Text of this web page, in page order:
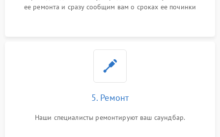
ее ремонта и сразу сообщим вам о сроках ее починки
5. Ремонт
Наши специалисты ремонтируют ваш саундбар.